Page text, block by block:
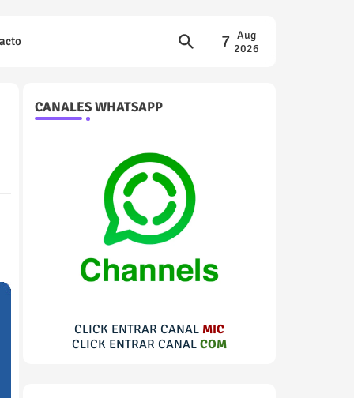
7 Aug
2026
CANALES WHATSAPP
CLICK ENTRAR CANAL MIC
CLICK ENTRAR CANAL COM